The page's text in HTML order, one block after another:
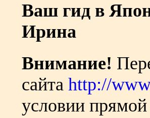
Ваш гид в
Ирина
Внимание!
сайта http://
условии